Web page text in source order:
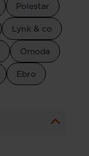
Polestar
Lynk & co
Omoda
Ebro